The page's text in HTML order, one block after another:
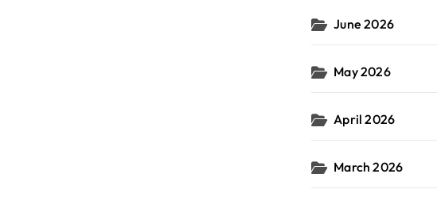
June 2026
May 2026
April 2026
March 2026